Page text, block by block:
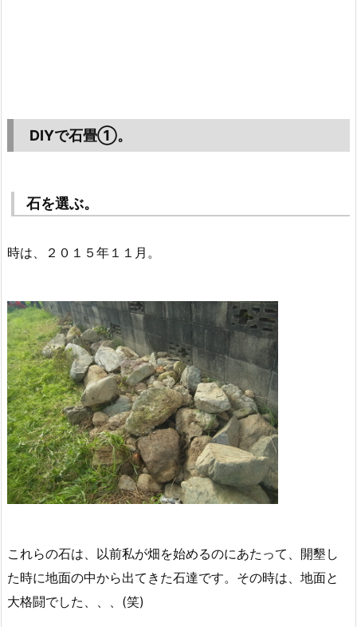
DIYで石畳①。
石を選ぶ。
時は、２０１５年１１月。
これらの石は、以前私が畑を始めるのにあたって、開墾し
た時に地面の中から出てきた石達です。その時は、地面と
大格闘でした、、、(笑)